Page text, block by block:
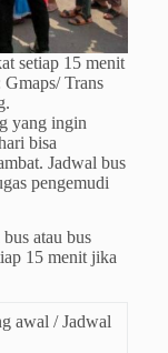
setiap 15 menit
Trans
yang ingin
bisa
Jadwal bus
pengemudi
atau bus
15 menit jika
awal / Jadwal